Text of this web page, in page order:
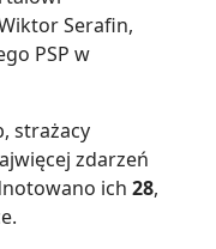
Serafin,
PSP w
strażacy
zdarzeń
ich 28,